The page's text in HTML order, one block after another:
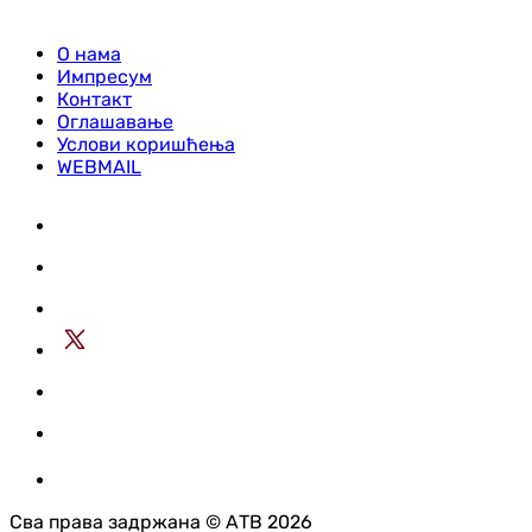
О нама
Импресум
Контакт
Оглашавање
Услови коришћења
WEBMAIL
Сва права задржана © АТВ 2026